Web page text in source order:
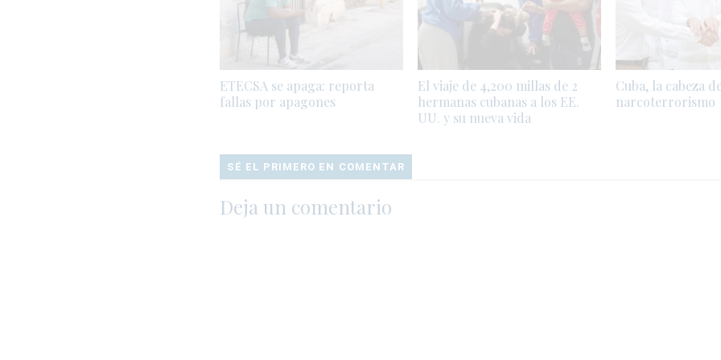
ETECSA se apaga: reporta
fallas por apagones
El viaje de 4,200 millas de 2
hermanas cubanas a los EE.
UU. y su nueva vida
Cuba, la cabeza
narcoterrorismo
SÉ EL PRIMERO EN COMENTAR
Deja un comentario